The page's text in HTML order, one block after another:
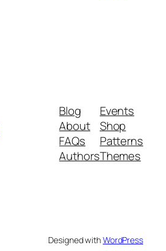
Blog
About
FAQs
Authors
Events
Shop
Patterns
Themes
Designed withWordPress